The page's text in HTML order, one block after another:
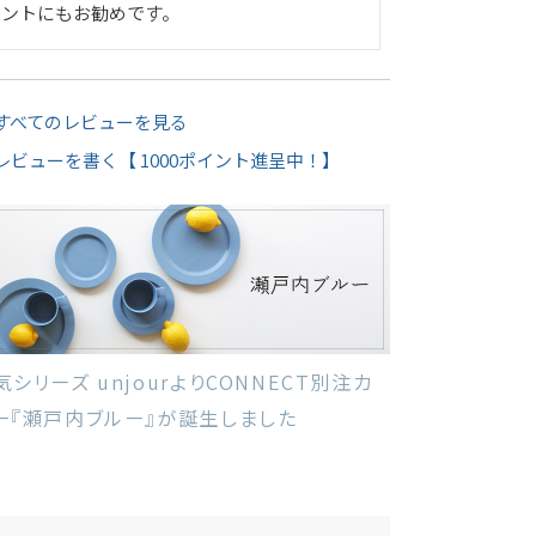
ントにもお勧めです。
べてのレビューを見る
ビューを書く【 1000ポイント進呈中！】
シリーズ unjourよりCONNECT別注カ
『瀬戸内ブルー』が誕生しました